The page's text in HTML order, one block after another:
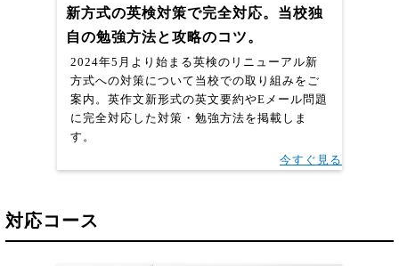
新方式の英検対策で完全対応。当校独
自の勉強方法と攻略のコツ。
2024年5月より始まる英検のリニューアル新
方式への対策について当校での取り組みをご
案内。英作文新形式の英文要約やEメール問題
に完全対応した対策・勉強方法を掲載しま
す。
今すぐ見る
対応コース